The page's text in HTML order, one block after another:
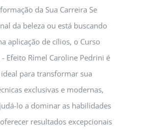
da Sua Carreira Se
da beleza ou está buscando
aplicação de cílios, o Curso
Efeito Rímel Caroline Pedrini é
para transformar sua
exclusivas e modernas,
lo a dominar as habilidades
resultados excepcionais